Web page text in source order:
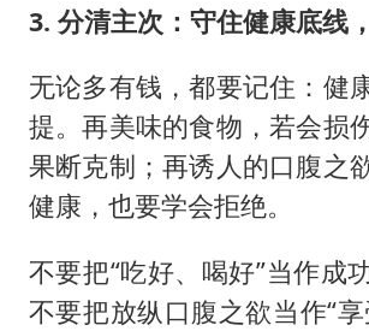
3. 分清主次：守住健康底线
无论多有钱，都要记住：健
提。再美味的食物，若会损
果断克制；再诱人的口腹之
健康，也要学会拒绝。
不要把“吃好、喝好”当作成
不要把放纵口腹之欲当作“